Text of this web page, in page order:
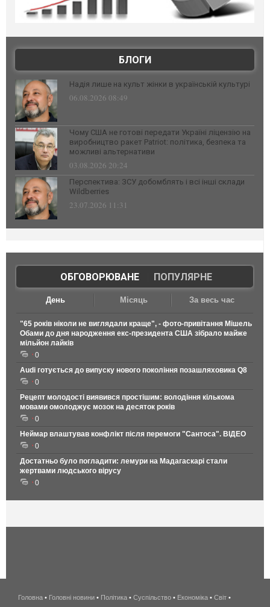
БЛОГИ
Надія лише на культ жінки в українській культурі
06.08.2026 08:49
Чому США не готові передати Україні ліцензію на
виробництво ракет Patriot: політика, безпека та
можливі альтернативи
03.08.2026 20:24
Перспектива: ЗСУ добомблять і всі інші склади
Wildberries
23.07.2026 11:31
ОБГОВОРЮВАНЕ| ПОПУЛЯРНЕ
День Місяць За весь час
"65 років ніколи не виглядали краще", - фото-привітання Мішель
Обами до дня народження екс-президента США зібрало майже
мільйон лайків
0
Audi готується до випуску нового покоління позашляховика Q8
0
Рецепт молодості виявився простішим: володіння кількома
мовами омолоджує мозок на десяток років
0
Неймар влаштував конфлікт після перемоги "Сантоса". ВІДЕО
0
Достатньо було погладити: лемури на Мадагаскарі стали
жертвами людського вірусу
0
беспроводной
Головна • Головні новини • Політика • Суспільство • Економіка • Світ •